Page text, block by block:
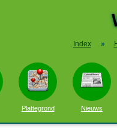
Index »
Plattegrond Nieuws